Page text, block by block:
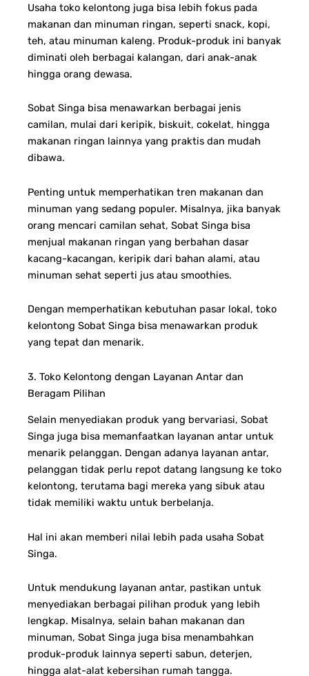
Usaha toko kelontong juga bisa lebih fokus pada
makanan dan minuman ringan, seperti snack, kopi,
teh, atau minuman kaleng. Produk-produk ini banyak
diminati oleh berbagai kalangan, dari anak-anak
hingga orang dewasa.
Sobat Singa bisa menawarkan berbagai jenis
camilan, mulai dari keripik, biskuit, cokelat, hingga
makanan ringan lainnya yang praktis dan mudah
dibawa.
Penting untuk memperhatikan tren makanan dan
minuman yang sedang populer. Misalnya, jika banyak
orang mencari camilan sehat, Sobat Singa bisa
menjual makanan ringan yang berbahan dasar
kacang-kacangan, keripik dari bahan alami, atau
minuman sehat seperti jus atau smoothies.
Dengan memperhatikan kebutuhan pasar lokal, toko
kelontong Sobat Singa bisa menawarkan produk
yang tepat dan menarik.
3. Toko Kelontong dengan Layanan Antar dan
Beragam Pilihan
Selain menyediakan produk yang bervariasi, Sobat
Singa juga bisa memanfaatkan layanan antar untuk
menarik pelanggan. Dengan adanya layanan antar,
pelanggan tidak perlu repot datang langsung ke toko
kelontong, terutama bagi mereka yang sibuk atau
tidak memiliki waktu untuk berbelanja.
Hal ini akan memberi nilai lebih pada usaha Sobat
Singa.
Untuk mendukung layanan antar, pastikan untuk
menyediakan berbagai pilihan produk yang lebih
lengkap. Misalnya, selain bahan makanan dan
minuman, Sobat Singa juga bisa menambahkan
produk-produk lainnya seperti sabun, deterjen,
hingga alat-alat kebersihan rumah tangga.